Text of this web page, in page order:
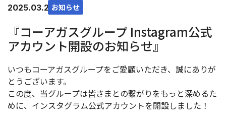
2025.03.28お知らせ
『コーアガスグループ Instagram公式
アカウント開設のお知らせ』
いつもコーアガスグループをご愛顧いただき、誠にありが
とうございます。
この度、当グループは皆さまとの繋がりをもっと深めるた
めに、インスタグラム公式アカウントを開設しました！